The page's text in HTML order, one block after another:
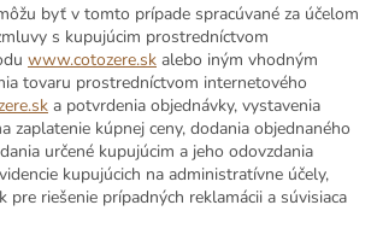
byť v tomto prípade spracúvané za účelom
s kupujúcim prostredníctvom
www.cotozere.sk alebo iným vhodným
tovaru prostredníctvom internetového
a potvrdenia objednávky, vystavenia
zaplatenie kúpnej ceny, dodania objednaného
určené kupujúcim a jeho odovzdania
kupujúcich na administratívne účely,
pre riešenie prípadných reklamácii a súvisiaca